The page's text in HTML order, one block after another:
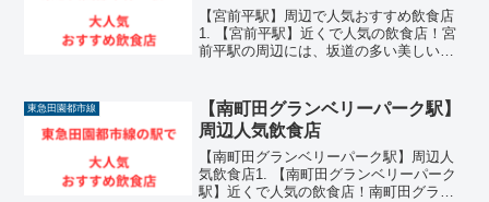
【宮前平駅】周辺で人気おすすめ飲食店
1. 【宮前平駅】近くで人気の飲食店！宮
前平駅の周辺には、坂道の多い美しい街
まっています。東急田園都市線が乗り入
れる川崎市宮前区の区...
東急田園都市線
【南町田グランベリーパーク駅】
周辺人気飲食店
【南町田グランベリーパーク駅】周辺人
気飲食店1. 【南町田グランベリーパーク
駅】近くで人気の飲食店！南町田グラン